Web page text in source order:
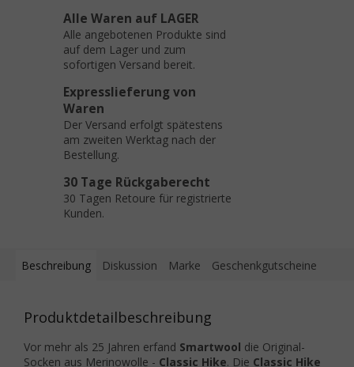
Alle Waren auf LAGER
Alle angebotenen Produkte sind
auf dem Lager und zum
sofortigen Versand bereit.
Expresslieferung von
Waren
Der Versand erfolgt spätestens
am zweiten Werktag nach der
Bestellung.
30 Tage Rückgaberecht
30 Tagen Retoure für registrierte
Kunden.
Beschreibung Diskussion Marke Geschenkgutscheine
Produktdetailbeschreibung
Vor mehr als 25 Jahren erfand Smartwool die Original-
Socken aus Merinowolle - Classic Hike. Die Classic Hike